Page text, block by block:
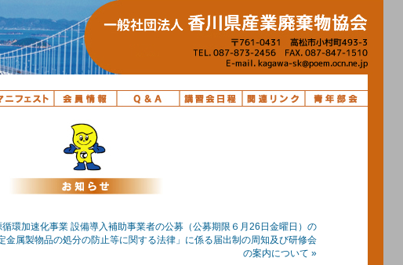
環加速化事業 設備導入補助事業者の公募（公募期限６月26日金曜日）の
金属製物品の処分の防止等に関する法律」に係る届出制の周知及び研修会
の案内について »